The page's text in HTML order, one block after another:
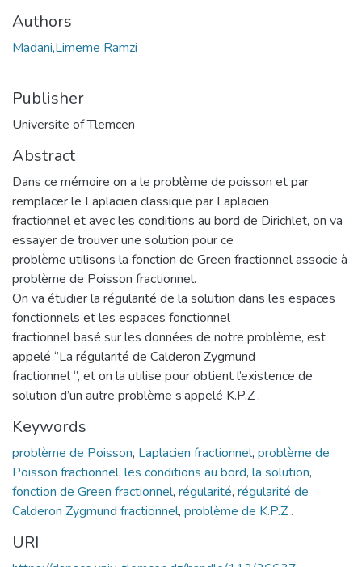
Authors
Madani,Limeme Ramzi
Publisher
Universite of Tlemcen
Abstract
Dans ce mémoire on a le problème de poisson et par
remplacer le Laplacien classique par Laplacien
fractionnel et avec les conditions au bord de Dirichlet, on va
essayer de trouver une solution pour ce
problème utilisons la fonction de Green fractionnel associe à
problème de Poisson fractionnel.
On va étudier la régularité de la solution dans les espaces
fonctionnels et les espaces fonctionnel
fractionnel basé sur les données de notre problème, est
appelé ‘’La régularité de Calderon Zygmund
fractionnel ‘’, et on la utilise pour obtient l’existence de
solution d’un autre problème s’appelé K.P.Z .
Keywords
problème de Poisson, Laplacien fractionnel, problème de
Poisson fractionnel, les conditions au bord, la solution,
fonction de Green fractionnel, régularité, régularité de
Calderon Zygmund fractionnel, problème de K.P.Z .
URI